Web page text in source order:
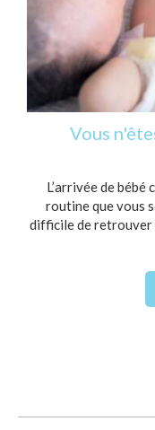
Vous
L’arrivée de
routine que vous
difficile de retrouver